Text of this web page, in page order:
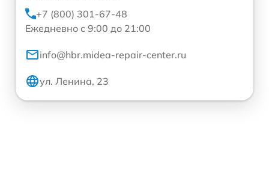
+7 (800) 301-67-48
Ежедневно с 9:00 до 21:00
info@hbr.midea-repair-center.ru
ул. Ленина, 23